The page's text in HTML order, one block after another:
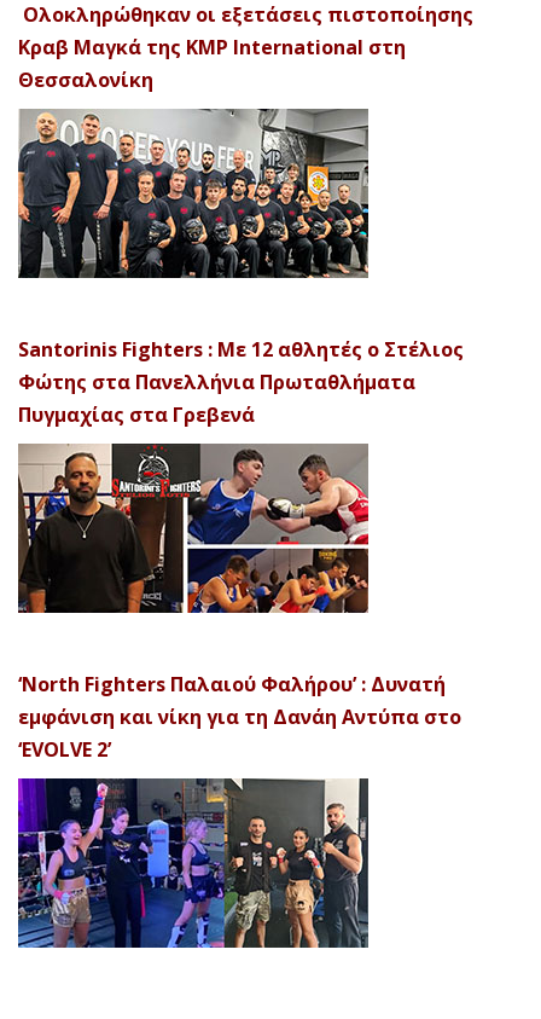
Ολοκληρώθηκαν οι εξετάσεις πιστοποίησης
Κραβ Μαγκά της KMP International στη
Θεσσαλονίκη
Santorinis Fighters : Με 12 αθλητές ο Στέλιος
Φώτης στα Πανελλήνια Πρωταθλήματα
Πυγμαχίας στα Γρεβενά
‘North Fighters Παλαιού Φαλήρου’ : Δυνατή
εμφάνιση και νίκη για τη Δανάη Αντύπα στο
‘EVOLVE 2’